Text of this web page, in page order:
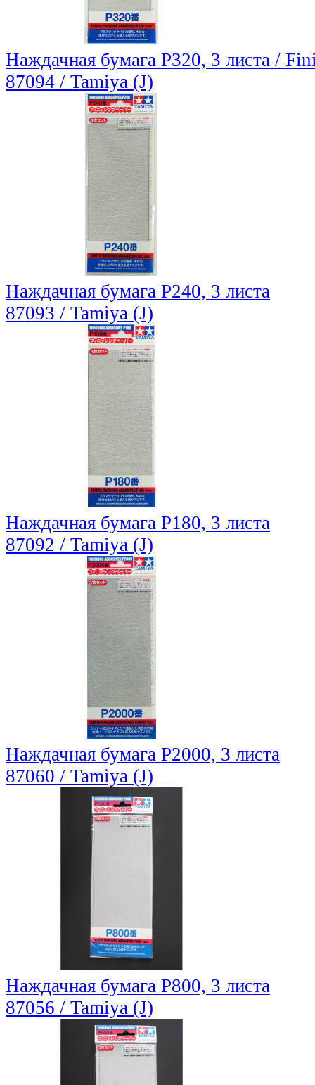
Наждачная бумага P320, 3 листа /
87094 / Tamiya (J)
Наждачная бумага P240, 3 листа
87093 / Tamiya (J)
Наждачная бумага P180, 3 листа
87092 / Tamiya (J)
Наждачная бумага P2000, 3 листа
87060 / Tamiya (J)
Наждачная бумага P800, 3 листа
87056 / Tamiya (J)